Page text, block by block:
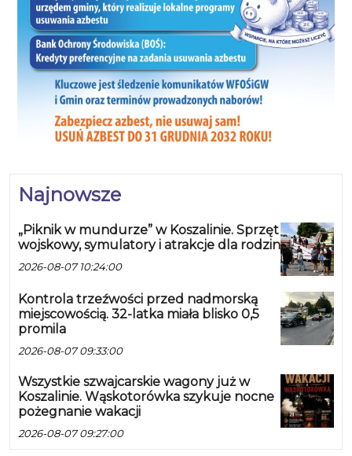
Najnowsze
„Piknik w mundurze” w Koszalinie. Sprzęt
wojskowy, symulatory i atrakcje dla rodzin
2026-08-07 10:24:00
Kontrola trzeźwości przed nadmorską
miejscowością. 32-latka miała blisko 0,5
promila
2026-08-07 09:33:00
Wszystkie szwajcarskie wagony już w
Koszalinie. Wąskotorówka szykuje nocne
pożegnanie wakacji
2026-08-07 09:27:00